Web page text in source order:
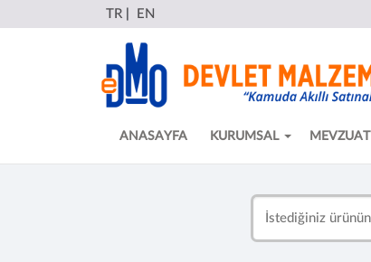
TR EN
ANASAYFA KURUMSAL MEVZUAT